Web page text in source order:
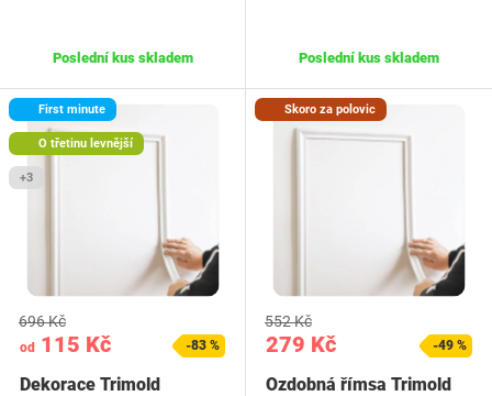
Poslední kus skladem Poslední kus skladem
First minute
O třetinu levnější
+3
od 115 Kč
696 Kč
-83 %
Dekorace Trimold
Skoro za polovic
279 Kč
552 Kč
-49 %
Ozdobná římsa Trimold